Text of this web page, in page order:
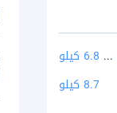
كاميرون فالي اور بهارات تي ستيت 6.8 كيلو
8.7 كيلو